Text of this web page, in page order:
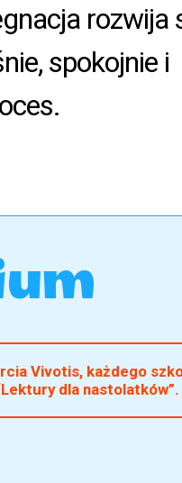
rozwija
spokojnie i
Vivotis, każdego
dla nastolatków”.